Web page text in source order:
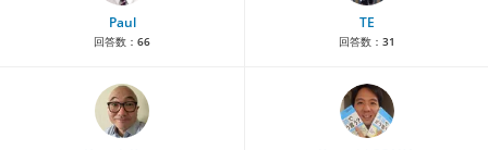
Paul
回答数： 66
TE
回答数： 31